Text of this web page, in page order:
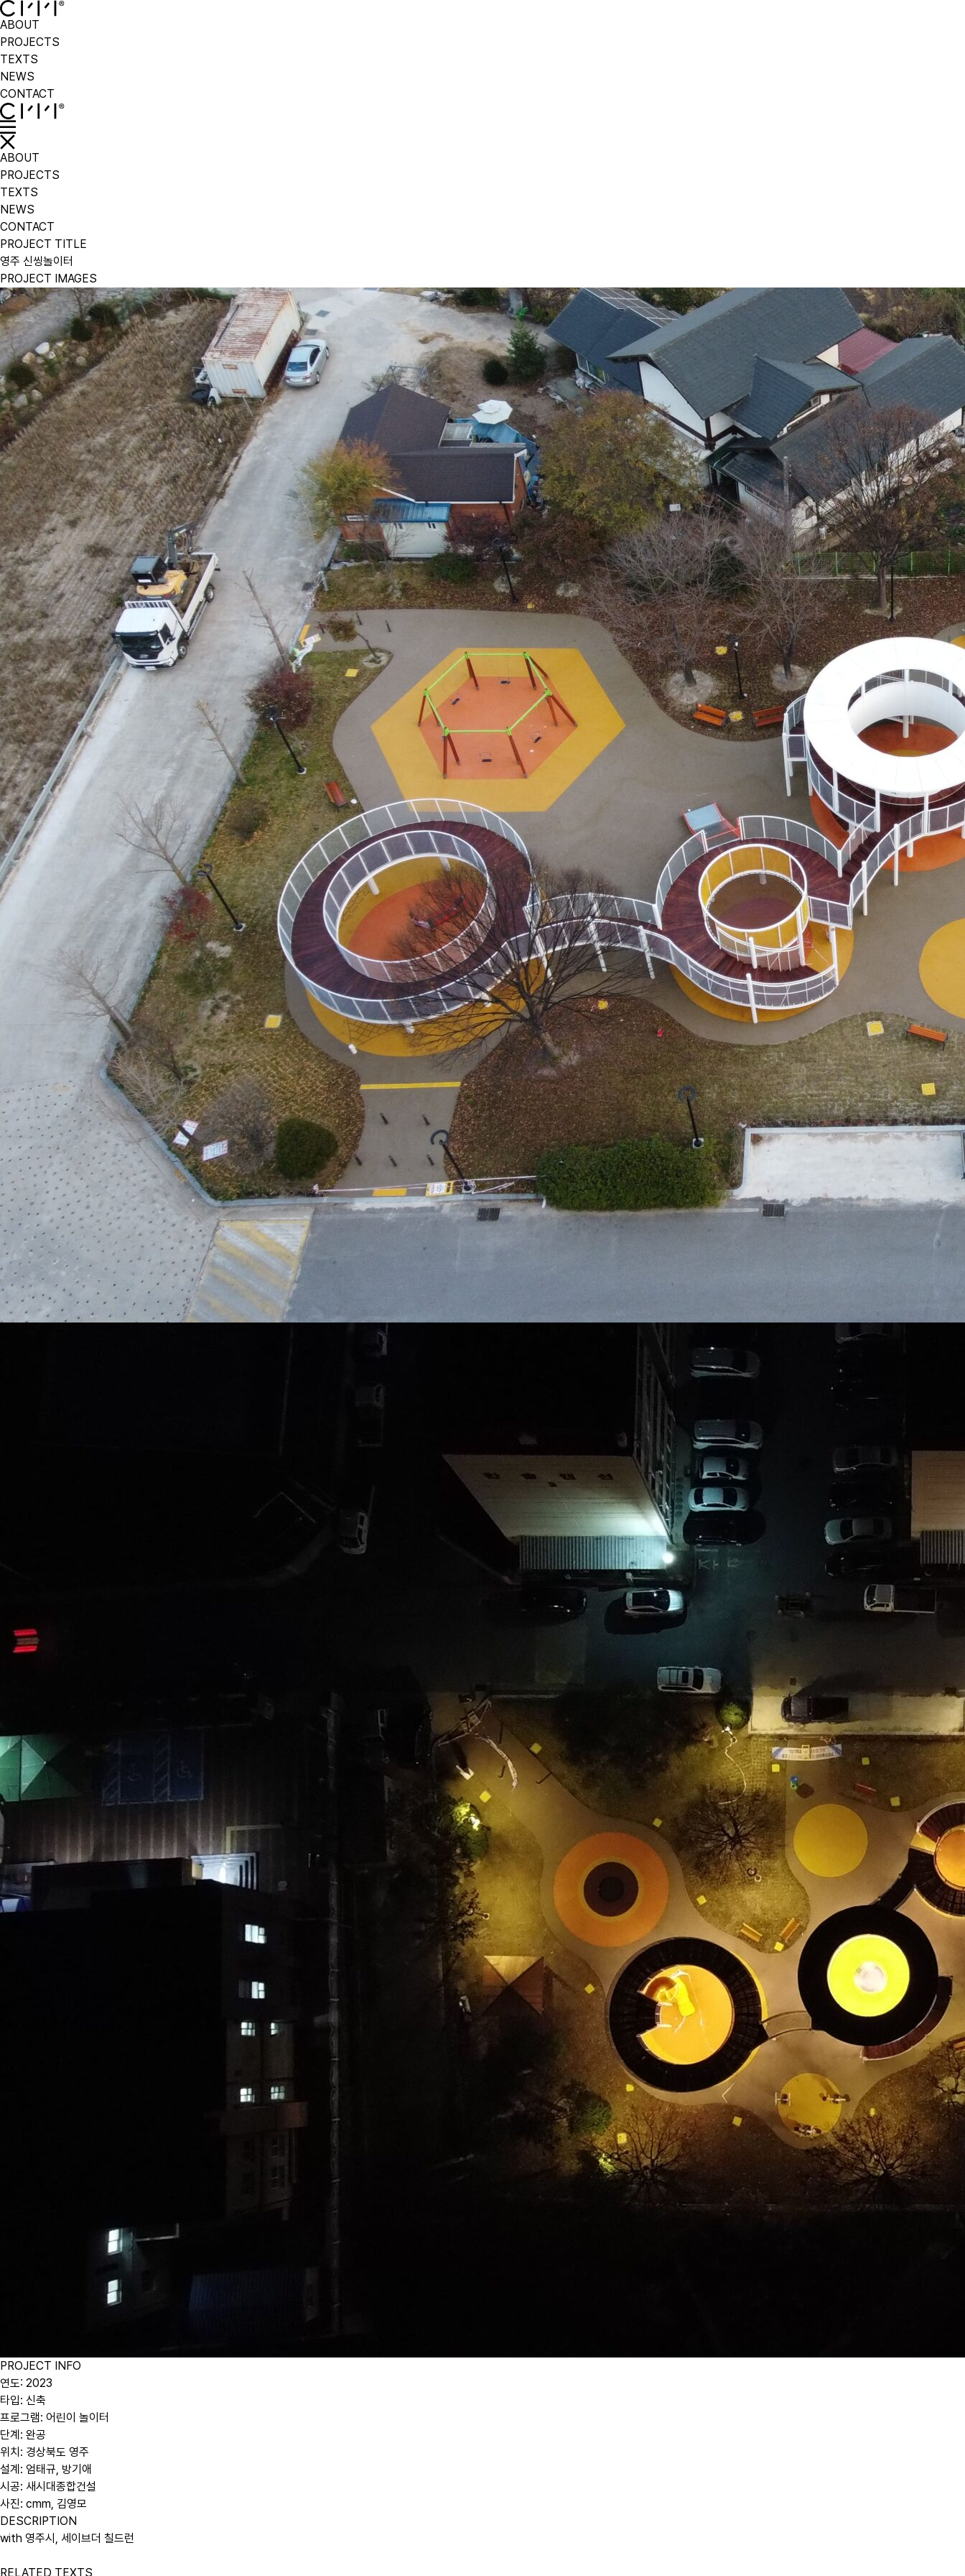
ABOUT
PROJECTS
TEXTS
NEWS
CONTACT
ABOUT
PROJECTS
TEXTS
NEWS
CONTACT
PROJECT TITLE
영주 신씽놀이터
PROJECT IMAGES
PROJECT INFO
연도: 2023
타입: 신축
프로그램: 어린이 놀이터
단계: 완공
위치: 경상북도 영주
설계: 엄태규, 방기애
시공: 새시대종합건설
사진: cmm, 김영모
DESCRIPTION
with 영주시, 세이브더 칠드런
RELATED TEXTS